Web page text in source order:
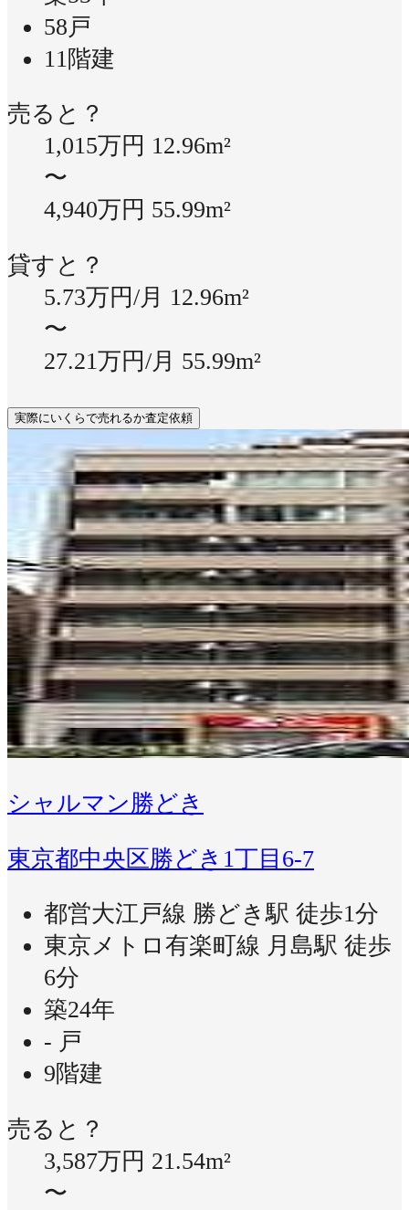
58戸
11階建
売ると？
1,015万円 12.96m²
〜
4,940万円 55.99m²
貸すと？
5.73万円/月 12.96m²
〜
27.21万円/月 55.99m²
実際にいくらで売れるか査定依頼
シャルマン勝どき
東京都中央区勝どき1丁目6-7
都営大江戸線 勝どき駅 徒歩1分
東京メトロ有楽町線 月島駅 徒歩
6分
築24年
- 戸
9階建
売ると？
3,587万円 21.54m²
〜